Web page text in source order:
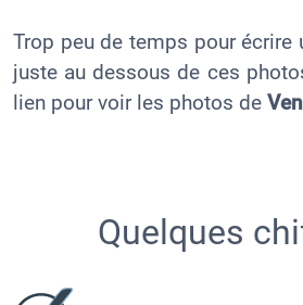
Trop peu de temps pour écrire
juste au dessous de ces
lien pour voir les photos de
Quelques